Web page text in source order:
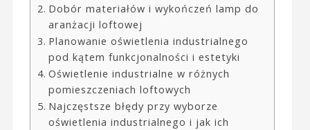
Dobór materiałów i wykończeń lamp do
aranżacji loftowej
Planowanie oświetlenia industrialnego
pod kątem funkcjonalności i estetyki
Oświetlenie industrialne w różnych
pomieszczeniach loftowych
Najczęstsze błędy przy wyborze
oświetlenia industrialnego i jak ich